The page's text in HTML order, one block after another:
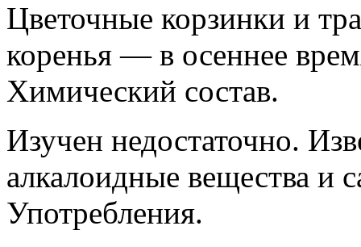
Цветочные корзинки и
коренья — в осеннее
Химический состав.
Изучен недостаточно.
алкалоидные вещества и
Употребления.